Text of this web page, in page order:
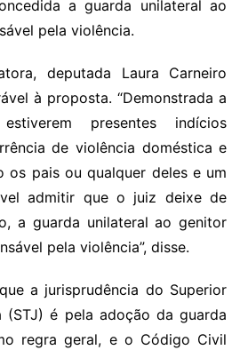
a guarda unilateral ao
pela violência.
deputada Laura Carneiro
à proposta. “Demonstrada a
presentes indícios
de violência doméstica e
os pais ou qualquer deles e um
admitir que o juiz deixe de
a guarda unilateral ao genitor
pela violência”, disse.
a jurisprudência do Superior
(STJ) é pela adoção da guarda
regra geral, e o Código Civil